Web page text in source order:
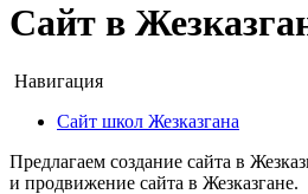
Сайт в
Навигация
Сайт школ Жезказгана
Предлагаем создание сайта в
и продвижение сайта в Жезказгане.